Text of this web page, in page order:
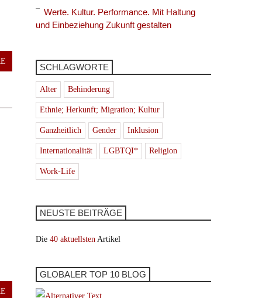
Werte. Kultur. Performance. Mit Haltung
und Einbeziehung Zukunft gestalten
SCHLAGWORTE
Alter Behinderung
Ethnie; Herkunft; Migration; Kultur
Ganzheitlich Gender Inklusion
Internationalität LGBTQI* Religion
Work-Life
NEUSTE BEITRÄGE
Die 40 aktuellsten Artikel
GLOBALER TOP 10 BLOG